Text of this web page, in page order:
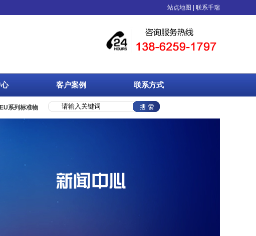
珍珠棉、EVA橡塑、物流周转箱、中空板等塑料制品的综合性包装企业，具备专业技术人员
站点地图 联系千瑞
客户案例 联系方式
EU系列标准物